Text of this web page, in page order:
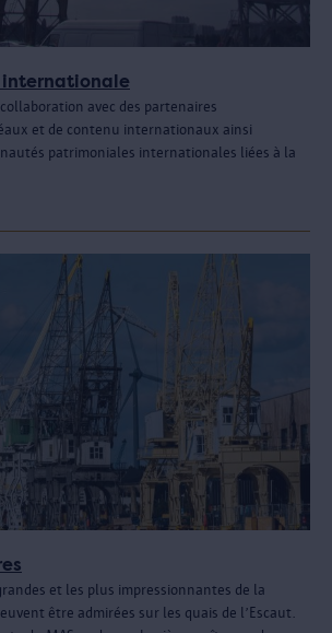
avec des partenaires
et de contenu internationaux ainsi
patrimoniales internationales liées à la
et les plus impressionnantes de la
être admirées sur les quais de l’Escaut.